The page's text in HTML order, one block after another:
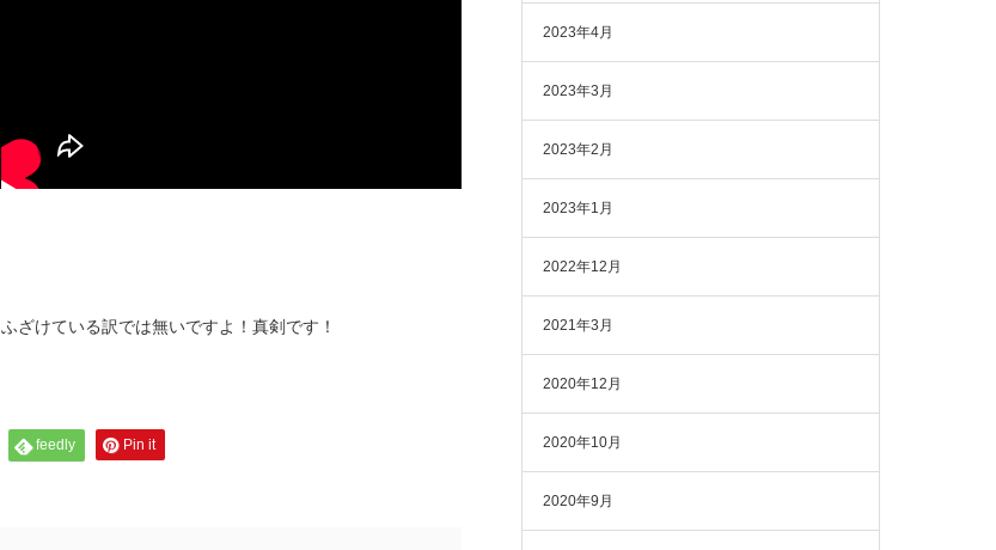
ふざけている訳では無いですよ！真剣です！
feedly Pin it
2023年4月
2023年3月
2023年2月
2023年1月
2022年12月
2021年3月
2020年12月
2020年10月
2020年9月